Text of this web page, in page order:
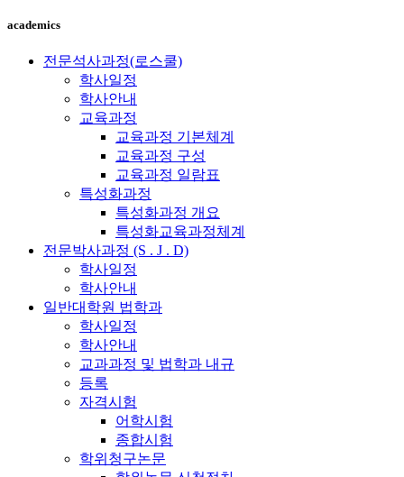
academics
전문석사과정(로스쿨)
학사일정
학사안내
교육과정
교육과정 기본체계
교육과정 구성
교육과정 일람표
특성화과정
특성화과정 개요
특성화교육과정체계
전문박사과정 (S . J . D)
학사일정
학사안내
일반대학원 법학과
학사일정
학사안내
교과과정 및 법학과 내규
등록
자격시험
어학시험
종합시험
학위청구논문